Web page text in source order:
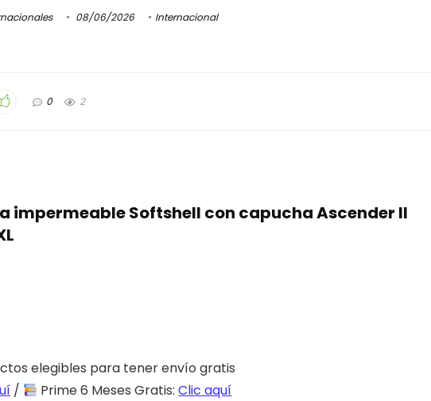
08/06/2026 Internacional
0 2
impermeable Softshell con capucha Ascender II
elegibles para tener envío gratis
/ Prime 6 Meses Gratis:Clic aquí